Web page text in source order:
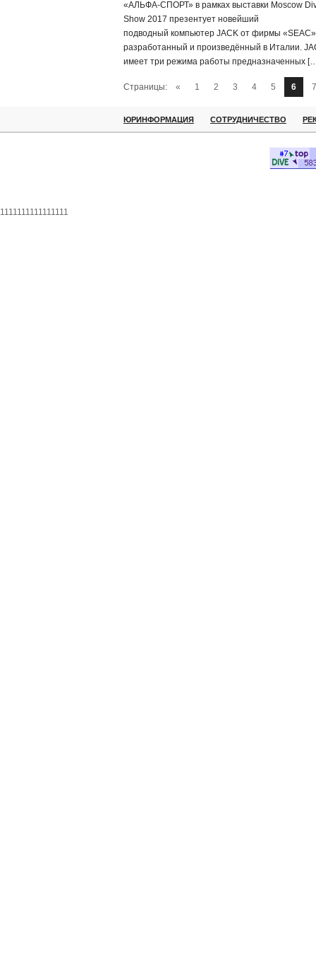
«АЛЬФА-СПОРТ» в рамках выставки Moscow
Show 2017 презентует новейший
подводный компьютер JACK от фирмы «SEAC»
разработанный и произведённый в Италии.
имеет три режима работы предназначенных
Страницы: « 1 2 3 4 5 6 7
ЮРИНФОРМАЦИЯ СОТРУДНИЧЕСТВО
1111111111111111